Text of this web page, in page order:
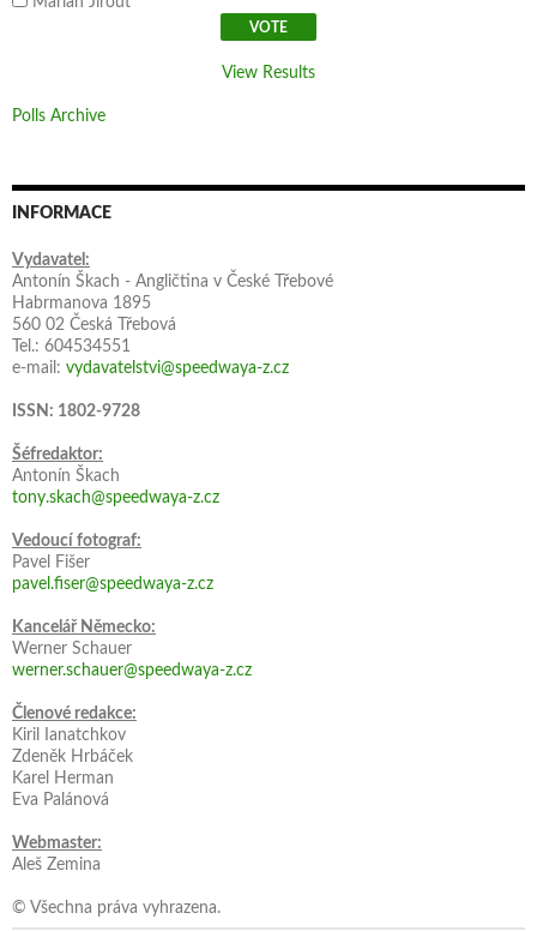
View Results
Polls Archive
INFORMACE
Vydavatel:
Antonín Škach - Angličtina v České Třebové
Habrmanova 1895
560 02 Česká Třebová
Tel.: 604534551
e-mail: vydavatelstvi@speedwaya-z.cz
ISSN: 1802-9728
Šéfredaktor:
Antonín Škach
tony.skach@speedwaya-z.cz
Vedoucí fotograf:
Pavel Fišer
pavel.fiser@speedwaya-z.cz
Kancelář Německo:
Werner Schauer
werner.schauer@speedwaya-z.cz
Členové redakce:
Kiril Ianatchkov
Zdeněk Hrbáček
Karel Herman
Eva Palánová
Webmaster:
Aleš Zemina
© Všechna práva vyhrazena.